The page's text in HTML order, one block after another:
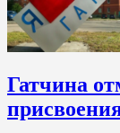
Гатчина